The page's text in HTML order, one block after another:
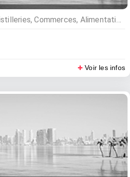
Agriculture, élevages, distilleries, Commerces, Alimentation, Elevages bestiaux et poulets
Voir les infos